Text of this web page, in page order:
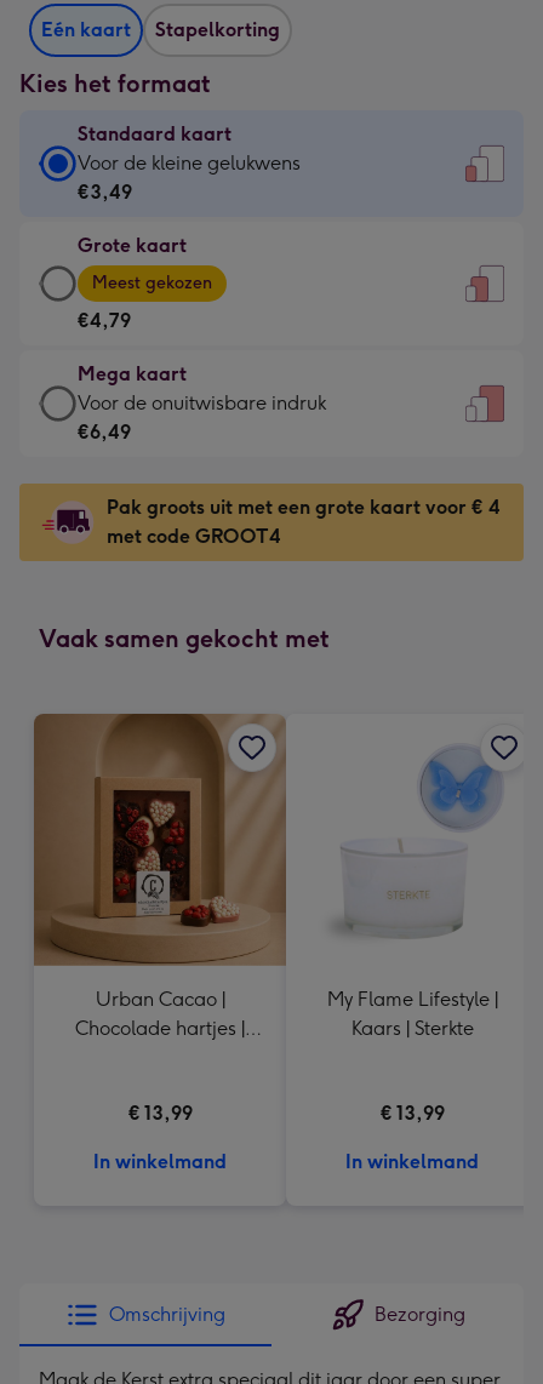
Eén kaart Stapelkorting
Kies het formaat
Standaard kaart
Standaard
kaart
€3,49
-
Voor
kleine
gelukwens
-
120
x
160
mm
Voor de kleine gelukwens
€3,49
Grote kaart
Grote
kaart
-
€4,79
-
Meest
gekozen
Dimensions:
167
x
Meest gekozen
€4,79
Mega kaart
Mega
kaart
€6,49
-
Voor
indruk
241
333
Voor de onuitwisbare indruk
€6,49
Pak groots uit met een grote kaart voor € 4
met code GROOT4
Vaak samen gekocht met
Urban Cacao |
Chocolade hartjes |
€ 13,99
In winkelmand
My Flame Lifestyle |
Kaars | Sterkte
€ 13,99
In winkelmand
Omschrijving Bezorging